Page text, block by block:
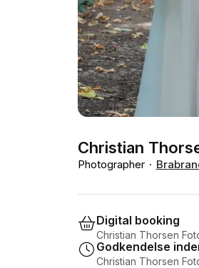
Christian
Photographer
Digital booking
Christian Thorsen
Godkendelse
Christian Thorsen